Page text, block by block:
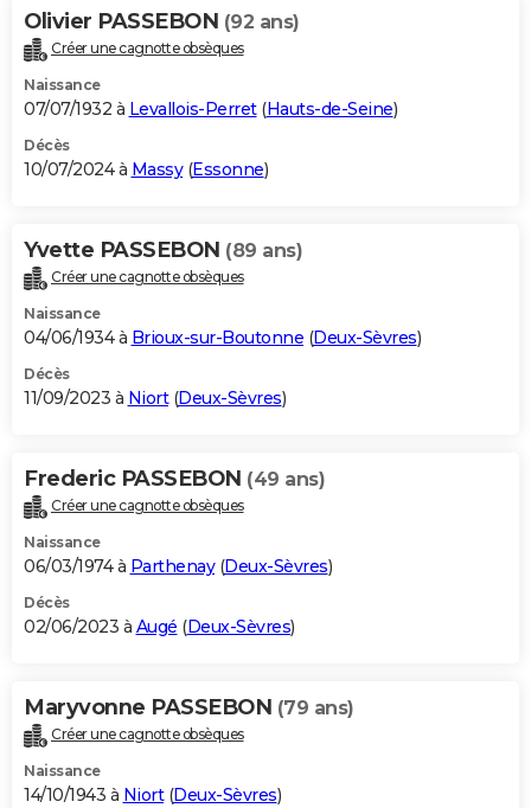
Olivier PASSEBON (92 ans)
Créer une cagnotte obsèques
Naissance
07/07/1932 à Levallois-Perret(Hauts-de-Seine)
Décès
10/07/2024 à Massy(Essonne)
Yvette PASSEBON (89 ans)
Créer une cagnotte obsèques
Naissance
04/06/1934 à Brioux-sur-Boutonne (Deux-Sèvres)
Décès
11/09/2023 à Niort(Deux-Sèvres)
Frederic PASSEBON (49 ans)
Créer une cagnotte obsèques
Naissance
06/03/1974 à Parthenay(Deux-Sèvres)
Décès
02/06/2023 à Augé (Deux-Sèvres)
Maryvonne PASSEBON (79 ans)
Créer une cagnotte obsèques
Naissance
14/10/1943 à Niort(Deux-Sèvres)